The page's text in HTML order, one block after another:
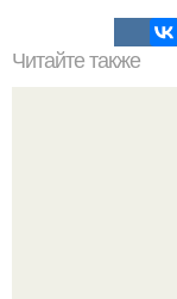
Читайте также